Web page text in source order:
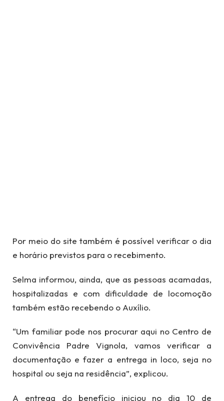
Por meio do site também é possível verificar o dia
e horário previstos para o recebimento.
Selma informou, ainda, que as pessoas acamadas,
hospitalizadas e com dificuldade de locomoção
também estão recebendo o Auxílio.
“Um familiar pode nos procurar aqui no Centro de
Convivência Padre Vignola, vamos verificar a
documentação e fazer a entrega in loco, seja no
hospital ou seja na residência”, explicou.
A entrega do benefício iniciou no dia 10 de